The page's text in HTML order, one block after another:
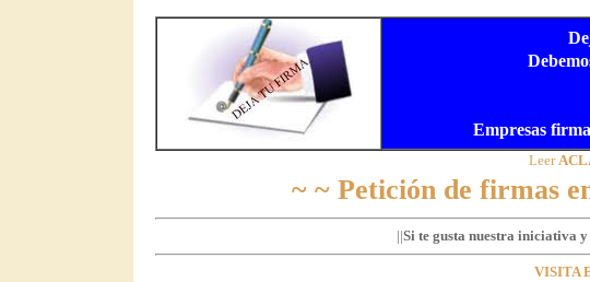
Empresas
Leer
~ ~ Petición de firmas
||Si te gusta nuestra iniciativa
VISITA